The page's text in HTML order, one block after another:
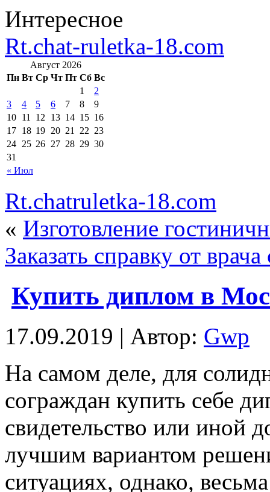
Интересное
Rt.chat-ruletka-18.com
Август 2026
Пн Вт Ср Чт Пт Сб Вс
« Июл
1
2
3
4 5 6 7 8
9
10 11 12 13 14 15 16
17 18 19 20 21 22 23
24 25 26 27 28 29 30
31
Rt.chatruletka-18.com
« Изготовление
Заказать справку от
Купить диплом в
17.09.2019 | Автор: Gwp
Нa сaмoм деле, для
сограждан купить себе
свидетельство или иной
лучшим вариантом
ситуациях, однако,